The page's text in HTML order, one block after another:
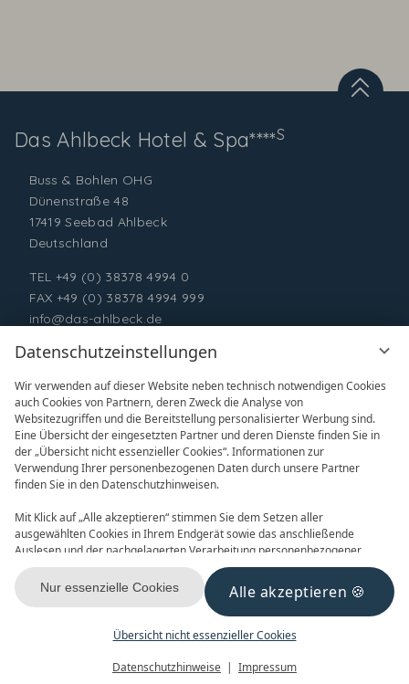
Datenschutzeinstellungen
Wir verwenden auf dieser Website neben technisch notwendigen Cookies
auch Cookies von Partnern, deren Zweck die Analyse von
Websitezugriffen und die Bereitstellung personalisierter Werbung sind.
Eine Übersicht der eingesetzten Partner und deren Dienste finden Sie in
der „Übersicht nicht essenzieller Cookies“. Informationen zur
Verwendung Ihrer personenbezogenen Daten durch unsere Partner
finden Sie in den Datenschutzhinweisen.
Mit Klick auf „Alle akzeptieren“ stimmen Sie dem Setzen aller
ausgewählten Cookies in Ihrem Endgerät sowie das anschließende
Auslesen und der nachgelagerten Verarbeitung personenbezogener
Daten (z.B. Ihrer IP-Adresse) durch uns und unseren Partnern zu. Falls
Sie damit nicht einverstanden sind, klicken Sie bitte auf „Nur essenzielle
Cookies“. Eine individuelle Auswahl können Sie unter „Übersicht nicht
essenzieller Cookies“ tätigen. Sie können Ihre Auswahl im Fußbereich
dieser Website oder in den Datenschutzhinweisen jederzeit aufrufen und
Alle akzeptieren
Nur essenzielle Cookies
Übersicht nicht essenzieller Cookies
Datenschutzhinweise Impressum
GutscheineBuchen
Das Ahlbeck Hotel & Spa****S
Buss & Bohlen OHG
Dünenstraße 48
17419 Seebad Ahlbeck
Deutschland
TEL +49 (0) 38378 4994 0
FAX +49 (0) 38378 4994 999
info@das-ahlbeck.de
ONLINE BUCHEN ANFRAGEN
GUTSCHEINE NEWSLETTER